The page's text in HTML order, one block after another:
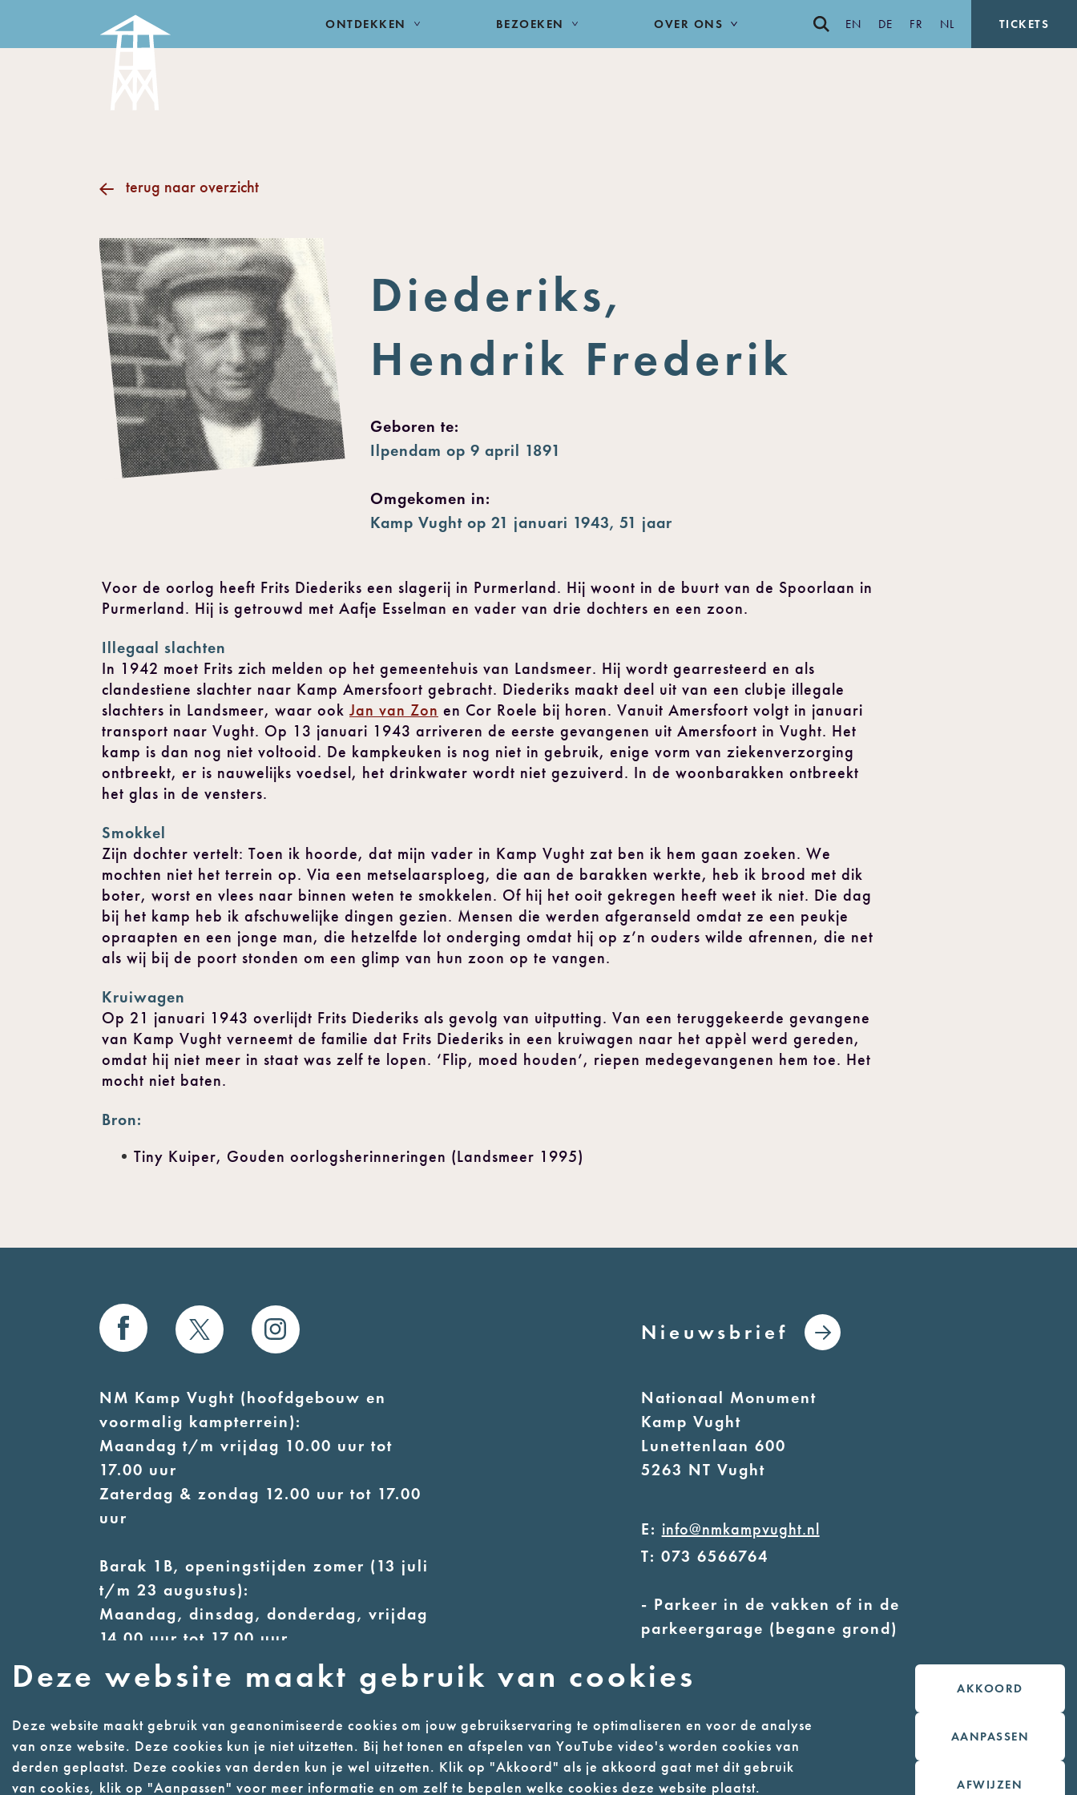
ONTDEKKEN BEZOEKEN OVER ONS EN DE FR NL TICKETS
terug naar overzicht
Diederiks,
Hendrik Frederik
Geboren te:
Ilpendam op 9 april 1891
Omgekomen in:
Kamp Vught op 21 januari 1943, 51 jaar
Voor de oorlog heeft Frits Diederiks een slagerij in Purmerland. Hij woont in de buurt van de Spoorlaan in
Purmerland. Hij is getrouwd met Aafje Esselman en vader van drie dochters en een zoon.
Illegaal slachten
In 1942 moet Frits zich melden op het gemeentehuis van Landsmeer. Hij wordt gearresteerd en als
clandestiene slachter naar Kamp Amersfoort gebracht. Diederiks maakt deel uit van een clubje illegale
slachters in Landsmeer, waar ook Jan van Zon en Cor Roele bij horen. Vanuit Amersfoort volgt in januari
transport naar Vught. Op 13 januari 1943 arriveren de eerste gevangenen uit Amersfoort in Vught. Het
kamp is dan nog niet voltooid. De kampkeuken is nog niet in gebruik, enige vorm van ziekenverzorging
ontbreekt, er is nauwelijks voedsel, het drinkwater wordt niet gezuiverd. In de woonbarakken ontbreekt
het glas in de vensters.
Smokkel
Zijn dochter vertelt: Toen ik hoorde, dat mijn vader in Kamp Vught zat ben ik hem gaan zoeken. We
mochten niet het terrein op. Via een metselaarsploeg, die aan de barakken werkte, heb ik brood met dik
boter, worst en vlees naar binnen weten te smokkelen. Of hij het ooit gekregen heeft weet ik niet. Die dag
bij het kamp heb ik afschuwelijke dingen gezien. Mensen die werden afgeranseld omdat ze een peukje
opraapten en een jonge man, die hetzelfde lot onderging omdat hij op z’n ouders wilde afrennen, die net
als wij bij de poort stonden om een glimp van hun zoon op te vangen.
Kruiwagen
Op 21 januari 1943 overlijdt Frits Diederiks als gevolg van uitputting. Van een teruggekeerde gevangene
van Kamp Vught verneemt de familie dat Frits Diederiks in een kruiwagen naar het appèl werd gereden,
omdat hij niet meer in staat was zelf te lopen. ‘Flip, moed houden’, riepen medegevangenen hem toe. Het
mocht niet baten.
Bron:
Tiny Kuiper, Gouden oorlogsherinneringen (Landsmeer 1995)
Deze website maakt gebruik van cookies
Deze website maakt gebruik van geanonimiseerde cookies om jouw gebruikservaring te optimaliseren en voor de analyse
van onze website. Deze cookies kun je niet uitzetten. Bij het tonen en afspelen van YouTube video's worden cookies van
derden geplaatst. Deze cookies van derden kun je wel uitzetten. Klik op "Akkoord" als je akkoord gaat met dit gebruik
van cookies, klik op "Aanpassen" voor meer informatie en om zelf te bepalen welke cookies deze website plaatst.
AKKOORD
AANPASSEN
AFWIJZEN
Nieuwsbrief
NM Kamp Vught (hoofdgebouw en
voormalig kampterrein):
Maandag t/m vrijdag 10.00 uur tot
17.00 uur
Zaterdag & zondag 12.00 uur tot 17.00
uur
Barak 1B, openingstijden zomer (13 juli
t/m 23 augustus):
Maandag, dinsdag, donderdag, vrijdag
14.00 uur tot 17.00 uur
Woensdag 12.00 uur tot 17.00 uur
Zaterdag & zondag 13.00 uur tot 17.00
Nationaal Monument
Kamp Vught
Lunettenlaan 600
5263 NT Vught
E: info@nmkampvught.nl
T: 073 6566764
- Parkeer in de vakken of in de
parkeergarage (begane grond)
Contact Webwinkel Colofon